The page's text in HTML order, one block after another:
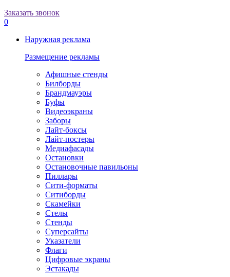
Заказать звонок
0
Наружная реклама
Размещение рекламы
Афишные стенды
Билборды
Брандмауэры
Буфы
Видеоэкраны
Заборы
Лайт-боксы
Лайт-постеры
Медиафасады
Остановки
Остановочные павильоны
Пиллары
Сити-форматы
Ситиборды
Скамейки
Стелы
Стенды
Суперсайты
Указатели
Флаги
Цифровые экраны
Эстакады